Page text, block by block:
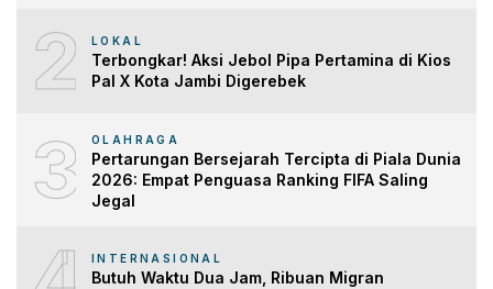
2 LOKAL
Terbongkar! Aksi Jebol Pipa Pertamina di Kios
Pal X Kota Jambi Digerebek
3 OLAHRAGA
Pertarungan Bersejarah Tercipta di Piala Dunia
2026: Empat Penguasa Ranking FIFA Saling
Jegal
INTERNASIONAL
Butuh Waktu Dua Jam, Ribuan Migran